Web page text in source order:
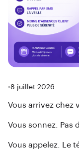
•8 juillet 2026
Vous arrivez chez
Vous sonnez. Pas
Vous appelez. Le